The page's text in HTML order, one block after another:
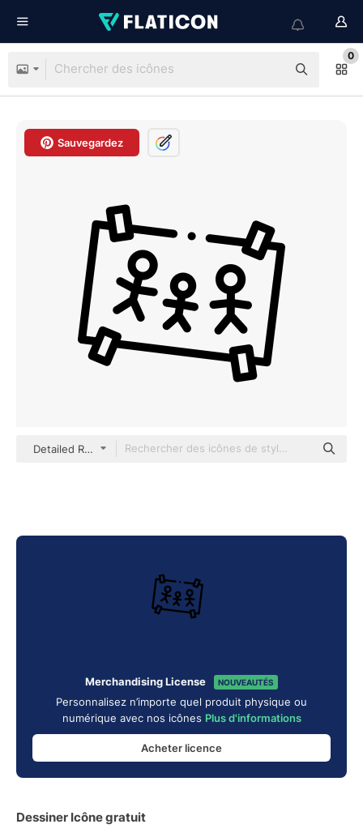
0
Sauvegardez
Detailed Rounded Lineal
Merchandising License NOUVEAUTÉS
Personnalisez n’importe quel produit physique ou
numérique avec nos icônes Plus d'informations
Acheter licence
Dessiner Icône gratuit